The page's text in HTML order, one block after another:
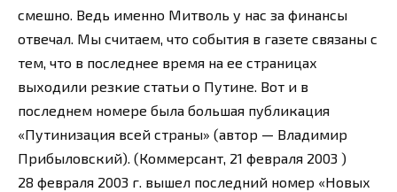
смешно. Ведь именно Митволь у нас за финансы
отвечал. Мы считаем, что события в газете связаны с
тем, что в последнее время на ее страницах
выходили резкие статьи о Путине. Вот и в
последнем номере была большая публикация
«Путинизация всей страны» (автор — Владимир
Прибыловский). (Коммерсант, 21 февраля 2003 )
28 февраля 2003 г. вышел последний номер «Новых